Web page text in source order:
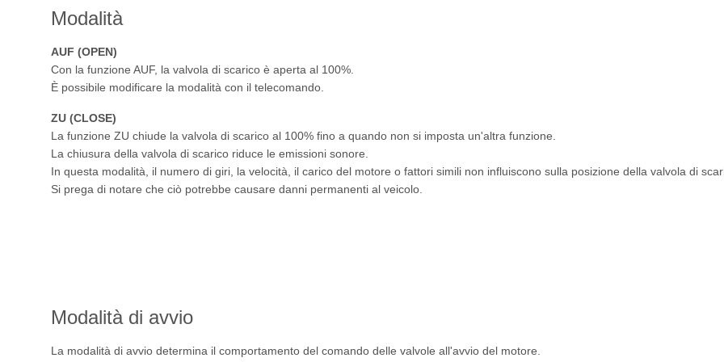
Modalità
AUF (OPEN)
Con la funzione AUF, la valvola di scarico è aperta al 100%.
È possibile modificare la modalità con il telecomando.
ZU (CLOSE)
La funzione ZU chiude la valvola di scarico al 100% fino a quando non si imposta un'altra funzione.
La chiusura della valvola di scarico riduce le emissioni sonore.
In questa modalità, il numero di giri, la velocità, il carico del motore o fattori simili non influiscono sulla posizione della valvola di
Si prega di notare che ciò potrebbe causare danni permanenti al veicolo.
Modalità di avvio
La modalità di avvio determina il comportamento del comando delle valvole all'avvio del motore.